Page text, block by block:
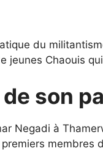
du
jeunes Chaouis
son
Negadi à
membres